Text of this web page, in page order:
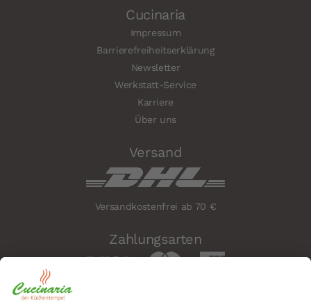
Cucinaria
Impressum
Barrierefreiheitserklärung
Newsletter
Werkstatt-Service
Karriere
Über uns
Versand
Versandkostenfrei ab 70 €
Zahlungsarten